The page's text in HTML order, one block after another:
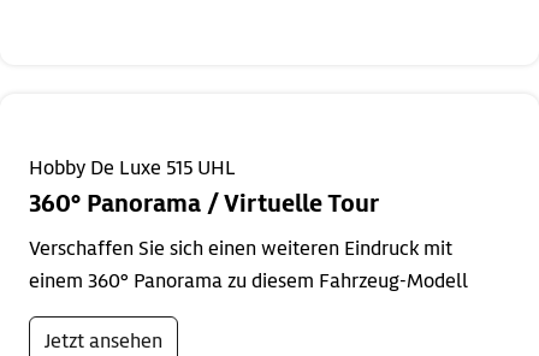
Hobby De Luxe 515 UHL
360° Panorama / Virtuelle Tour
Verschaffen Sie sich einen weiteren Eindruck mit
einem 360° Panorama zu diesem Fahrzeug-Modell
Jetzt ansehen